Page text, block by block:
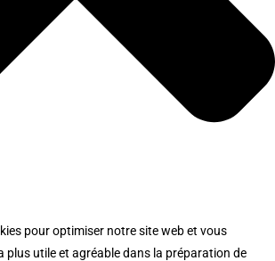
pour optimiser notre site web et vous
plus utile et agréable dans la préparation de